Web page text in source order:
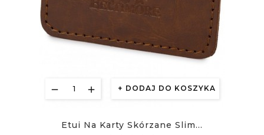
DODAJ DO KOSZYKA
Etui Na Karty Skórzane Slim...